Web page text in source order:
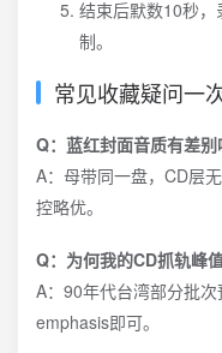
结束后默数10秒
制。
常见收藏疑问一
Q：蓝红封面音质有差别
A：母带同一盘，CD层
控略优。
Q：为何我的CD抓轨峰
A：90年代台湾部分批
emphasis即可。